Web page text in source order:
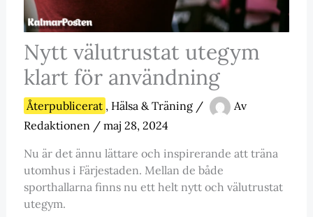
Nytt välutrustat utegym
klart för användning
Återpublicerat , Hälsa & Träning/
Av
Redaktionen / maj 28, 2024
Nu är det ännu lättare och inspirerande att träna
utomhus i Färjestaden. Mellan de både
sporthallarna finns nu ett helt nytt och välutrustat
utegym.